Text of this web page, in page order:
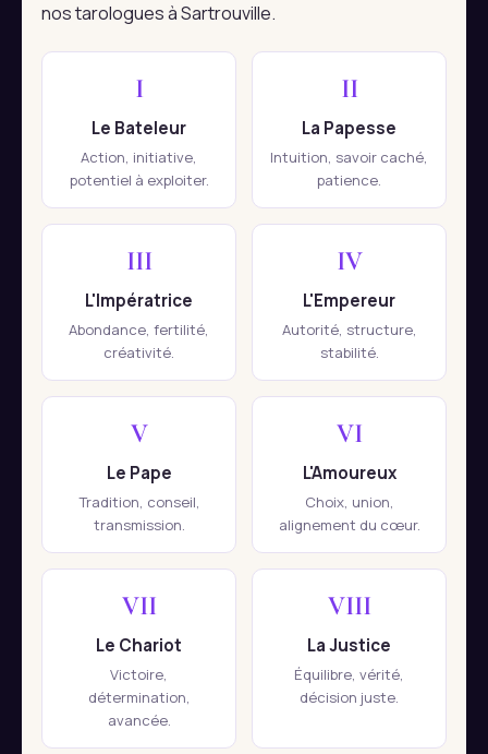
nos tarologues à Sartrouville.
I
Le Bateleur
Action, initiative,
potentiel à exploiter.
II
La Papesse
Intuition, savoir caché,
patience.
III
L'Impératrice
Abondance, fertilité,
créativité.
IV
L'Empereur
Autorité, structure,
stabilité.
V
Le Pape
Tradition, conseil,
transmission.
VI
L'Amoureux
Choix, union,
alignement du cœur.
VII
Le Chariot
Victoire,
détermination,
avancée.
VIII
La Justice
Équilibre, vérité,
décision juste.